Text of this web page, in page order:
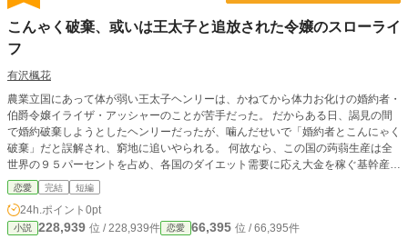
こんゃく破棄、或いは王太子と追放された令嬢のスローライ
フ
有沢楓花
農業立国にあって体が弱い王太子ヘンリーは、かねてから体力お化けの婚約者・
伯爵令嬢イライザ・アッシャーのことが苦手だった。 だからある日、謁見の間
で婚約破棄しようとしたヘンリーだったが、噛んだせいで「婚約者とこんにゃく
破棄」だと誤解され、窮地に追いやられる。 何故なら、この国の蒟蒻生産は全
世界の９５パーセントを占め、各国のダイエット需要に応え大金を稼ぐ基幹産業
であり、国防の要の一つでもあったからだ。 そして王太子とアッシャー家で進
めていた伝説の「黄金のこんにゃく」復活は国の悲願の一つでもあった。 王太
子の身分を剥奪されたヘンリーは、王都を追放されることに。 共犯者と疑われ
たイライザもまた共に、名誉回復のため、誰もが納得する蒟蒻の新品種を育て上
恋愛 完結 短編
24h.ポイント 0pt
小説 228,939 位 / 228,939件 恋愛 66,395 位 / 66,395件